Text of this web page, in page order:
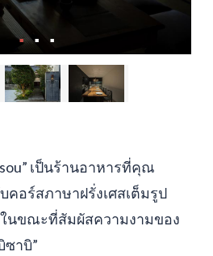
เป็นร้านอาหารที่คุณ
คอร์สภาษาฝรั่งเศสเต็มรูป
นขณะที่สัมผัสความงามของ
ซาบิ”